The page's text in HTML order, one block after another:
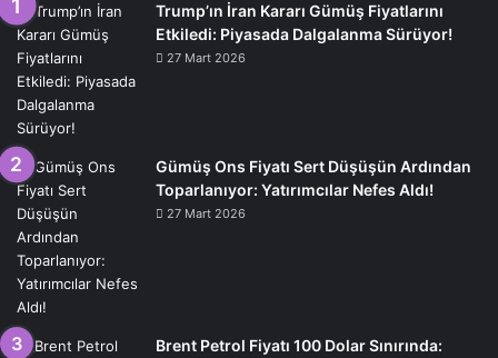
Trump’ın İran Kararı Gümüş Fiyatlarını
Etkiledi: Piyasada Dalgalanma Sürüyor!
27 Mart 2026
Gümüş Ons Fiyatı Sert Düşüşün Ardından
Toparlanıyor: Yatırımcılar Nefes Aldı!
27 Mart 2026
Brent Petrol Fiyatı 100 Dolar Sınırında: